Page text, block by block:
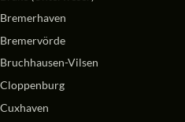
Bremerhaven
Bremervörde
Bruchhausen-Vilsen
Cloppenburg
Cuxhaven